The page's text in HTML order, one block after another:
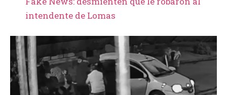
intendente de Lomas